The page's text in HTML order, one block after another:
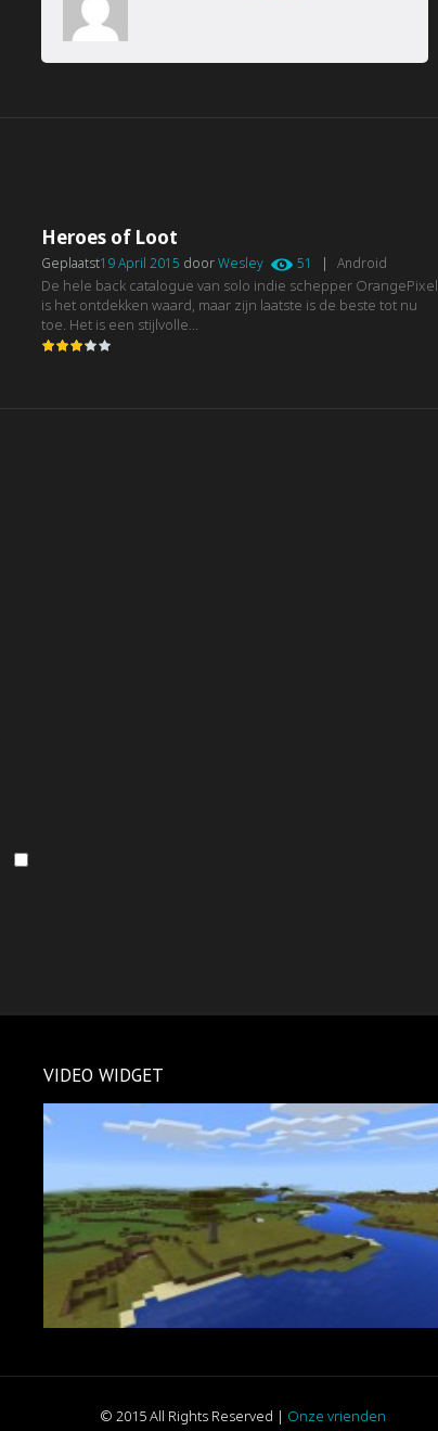
Heroes of Loot
Geplaatst19 April 2015 doorWesley 51 | Android
De hele back catalogue van solo indie schepper OrangePixel
is het ontdekken waard, maar zijn laatste is de beste tot nu
toe. Het is een stijlvolle...
VIDEO WIDGET
© 2015 All Rights Reserved | Onze vrienden